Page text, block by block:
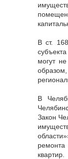
В ст.
могут
В
Закон
квартир.